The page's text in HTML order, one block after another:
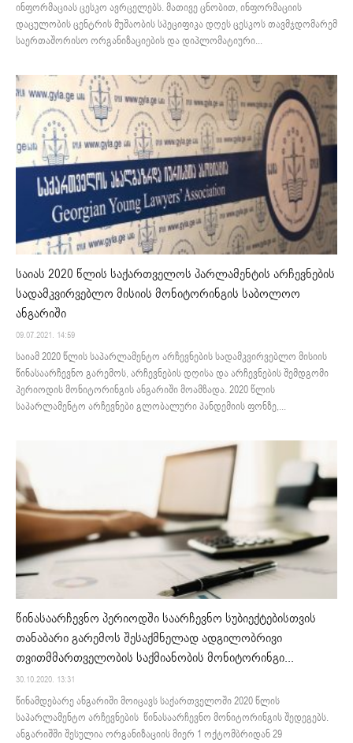
ინფორმაციას ცესკო ავრცელებს. მათივე ცნობით, ინფორმაციის
დაცულობის ცენტრის მუშაობის სპეციფიკა დღეს ცესკოს თავმჯდომარემ
საერთაშორისო ორგანიზაციების და დიპლომატიური...
საიას 2020 წლის საქართველოს პარლამენტის არჩევნების
სადამკვირვებლო მისიის მონიტორინგის საბოლოო
ანგარიში
09.07.2021. 14:59
საიამ 2020 წლის საპარლამენტო არჩევნების სადამკვირვებლო მისიის
წინასაარჩევნო გარემოს, არჩევნების დღისა და არჩევნების შემდგომი
პერიოდის მონიტორინგის ანგარიში მოამზადა. 2020 წლის
საპარლამენტო არჩევნები გლობალური პანდემიის ფონზე,...
წინასაარჩევნო პერიოდში საარჩევნო სუბიექტებისთვის
თანაბარი გარემოს შესაქმნელად ადგილობრივი
თვითმმართველობის საქმიანობის მონიტორინგი...
30.10.2020. 13:31
წინამდებარე ანგარიში მოიცავს საქართველოში 2020 წლის
საპარლამენტო არჩევნების წინასაარჩევნო მონიტორინგის შედეგებს.
ანგარიშში შესულია ორგანიზაციის მიერ 1 ოქტომბრიდან 29